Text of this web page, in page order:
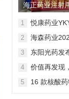
海正药业注射
制剂全球化迈
1
悦康药业
感染防治
2
海森药业
3
东阳光药发
维度
4
价值再发现
5
16 款核酸